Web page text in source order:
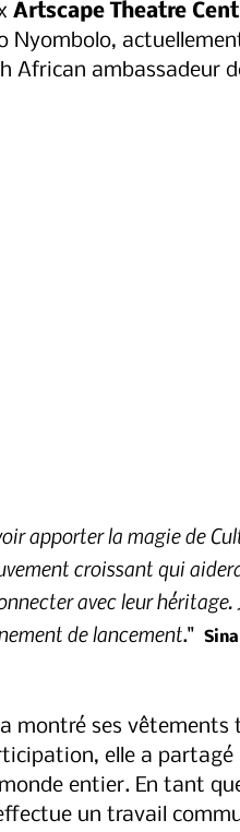
Artscape Theatre
Nyombolo,
ambassadeur
apporter la magie de
croissant qui
avec leur héritage.
de lancement."
montré ses
elle a
entier. En tant
un travail